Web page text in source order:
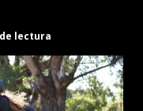
lectura